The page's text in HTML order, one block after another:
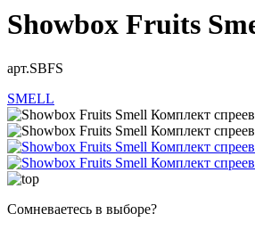
Showbox Fruits
арт.SBFS
SMELL
Сомневаетесь в выборе?